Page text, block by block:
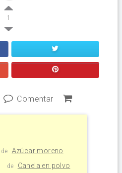
1
Comentar
de Azúcar moreno
de Canela en polvo